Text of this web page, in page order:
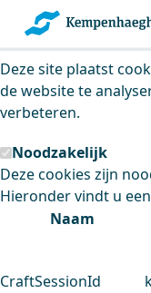
cookies
Deze site plaatst
de website te
verbeteren.
Noodzakelijk
Deze cookies zijn
Hieronder vindt u
Naam
CraftSessionId